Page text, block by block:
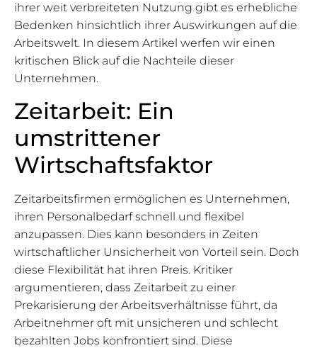
ihrer weit verbreiteten Nutzung gibt es erhebliche
Bedenken hinsichtlich ihrer Auswirkungen auf die
Arbeitswelt. In diesem Artikel werfen wir einen
kritischen Blick auf die Nachteile dieser
Unternehmen.
Zeitarbeit: Ein
umstrittener
Wirtschaftsfaktor
Zeitarbeitsfirmen ermöglichen es Unternehmen,
ihren Personalbedarf schnell und flexibel
anzupassen. Dies kann besonders in Zeiten
wirtschaftlicher Unsicherheit von Vorteil sein. Doch
diese Flexibilität hat ihren Preis. Kritiker
argumentieren, dass Zeitarbeit zu einer
Prekarisierung der Arbeitsverhältnisse führt, da
Arbeitnehmer oft mit unsicheren und schlecht
bezahlten Jobs konfrontiert sind. Diese